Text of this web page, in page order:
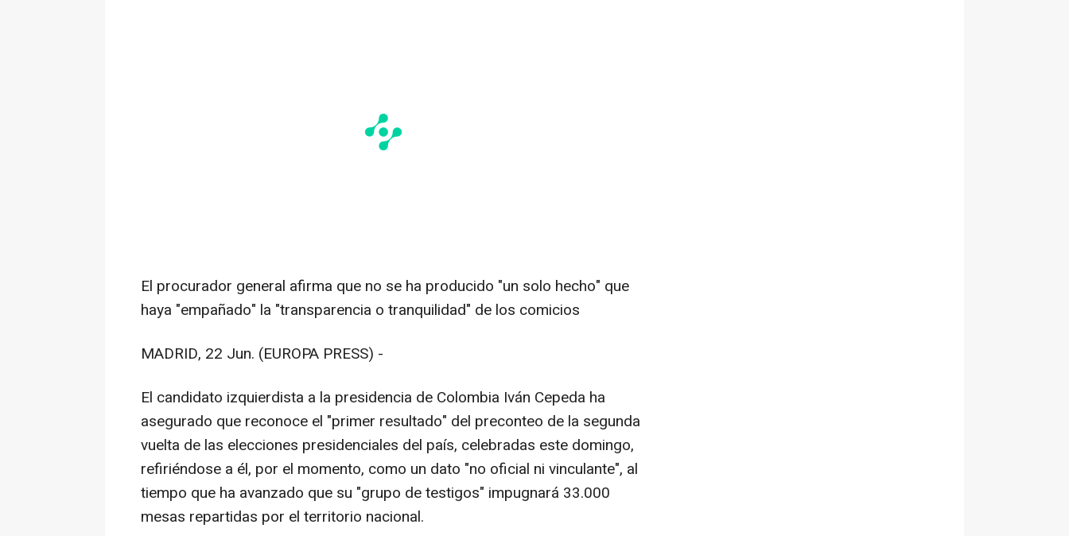
El procurador general afirma que no se ha producido "un solo hecho" que
haya "empañado" la "transparencia o tranquilidad" de los comicios
MADRID, 22 Jun. (EUROPA PRESS) -
El candidato izquierdista a la presidencia de Colombia Iván Cepeda ha
asegurado que reconoce el "primer resultado" del preconteo de la segunda
vuelta de las elecciones presidenciales del país, celebradas este domingo,
refiriéndose a él, por el momento, como un dato "no oficial ni vinculante", al
tiempo que ha avanzado que su "grupo de testigos" impugnará 33.000
mesas repartidas por el territorio nacional.